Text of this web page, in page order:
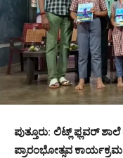
ಪುತ್ತೂರು: ಲಿಟ್ಲ್ ಫ್ಲವರ್ ಶಾಲೆ
ಪ್ರಾರಂಭೋತ್ಸವ